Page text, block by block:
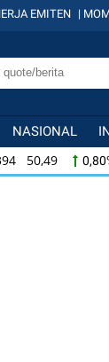
EMITEN |
NASIONAL
50,49
842 9,21